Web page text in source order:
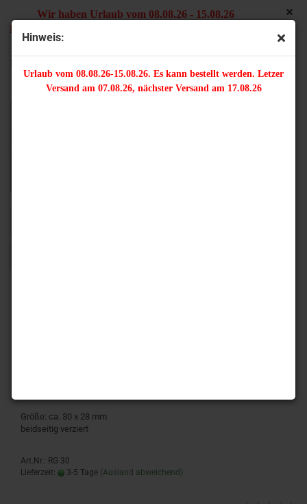
Hinweis:
Urlaub vom 08.08.26-15.08.26. Es kann bestellt werden. Letzer
Versand am 07.08.26, nächster Versand am 17.08.26
Wir haben Urlaub vom 08.08.26 - 15.08.26
Es kann bestellt werden. Letzter Versand am 07.08.26,
Größe: ca. 30 x 28 mm
beidseitig verziert
Art.Nr.: RG 30
Lieferzeit:
3-5 Tage (Ausland abweichend)